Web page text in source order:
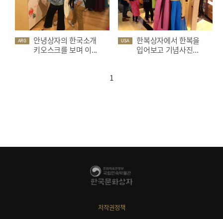
ARG
안녕상자의 한국소개
키오스크를 보며 이...
USA
한복상자에서 한복을
입어보고 기념사진...
1
저작권정책